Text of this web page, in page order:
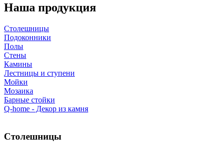
Наша продукция
Столешницы
Подоконники
Полы
Стены
Камины
Лестницы и ступени
Мойки
Мозаика
Барные стойки
Q-home - Декор из камня
Столешницы